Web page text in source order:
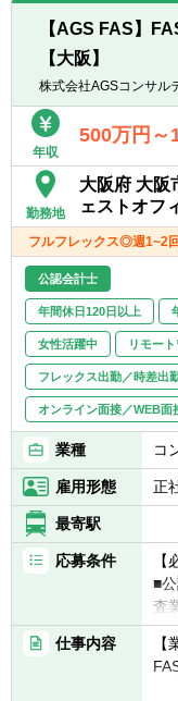
【AGS FAS】
【大阪】
株式会社AGSコンサル
年収
500万円～
勤務地
大阪府 大
ェストオフ
フルフレックス◎週1~2
公認会計士
年間休日120日以上
女性活躍中 リモー
フレックス出勤／時差出
オンライン面接／WEB面
業種 コ
雇用形態 正
最寄駅
応募条件
【
■
査
【
仕事内容
【